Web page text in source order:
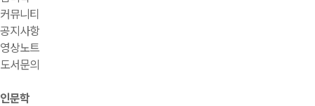
커뮤니티
공지사항
영상노트
도서문의
인문학